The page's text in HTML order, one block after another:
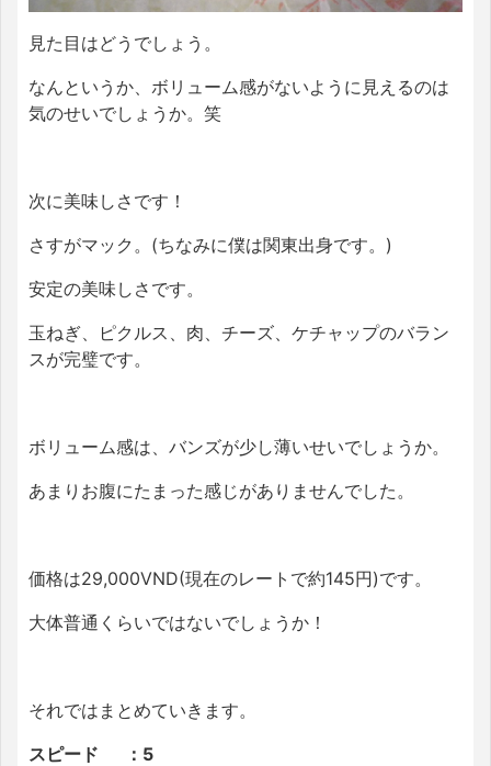
見た目はどうでしょう。
なんというか、ボリューム感がないように見えるのは
気のせいでしょうか。笑
次に美味しさです！
さすがマック。(ちなみに僕は関東出身です。)
安定の美味しさです。
玉ねぎ、ピクルス、肉、チーズ、ケチャップのバラン
スが完璧です。
ボリューム感は、バンズが少し薄いせいでしょうか。
あまりお腹にたまった感じがありませんでした。
価格は29,000VND(現在のレートで約145円)です。
大体普通くらいではないでしょうか！
それではまとめていきます。
スピード ：5